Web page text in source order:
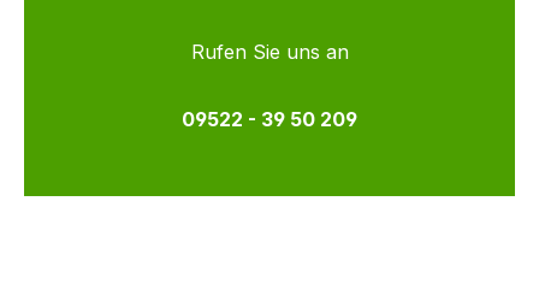
Rufen Sie uns an
09522 - 39 50 209